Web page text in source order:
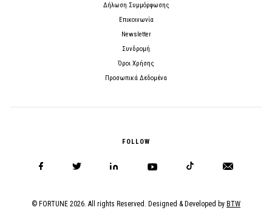
Δήλωση Συμμόρφωσης
Επικοινωνία
Newsletter
Συνδρομή
Όροι Χρήσης
Προσωπικά Δεδομένα
FOLLOW
© FORTUNE 2026. All rights Reserved. Designed & Developed by BTW